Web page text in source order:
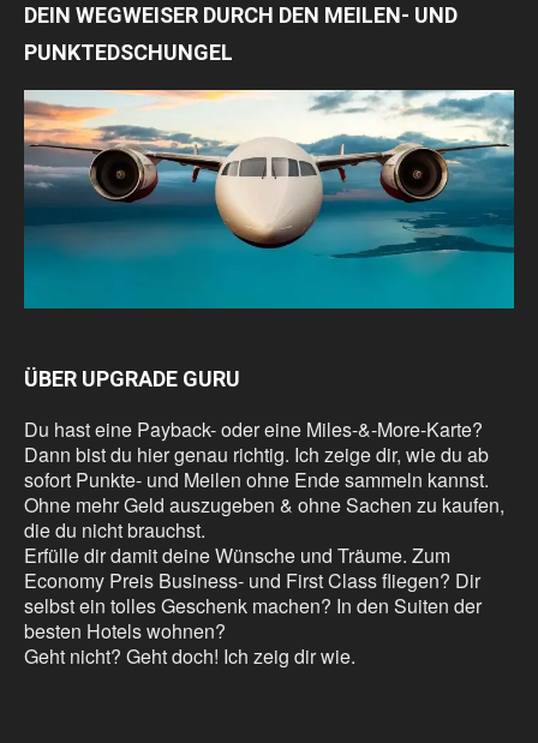
DEIN WEGWEISER DURCH DEN MEILEN- UND
PUNKTEDSCHUNGEL
ÜBER UPGRADE GURU
Du hast eine Payback- oder eine Miles-&-More-Karte?
Dann bist du hier genau richtig. Ich zeige dir, wie du ab
sofort Punkte- und Meilen ohne Ende sammeln kannst.
Ohne mehr Geld auszugeben & ohne Sachen zu kaufen,
die du nicht brauchst.
Erfülle dir damit deine Wünsche und Träume. Zum
Economy Preis Business- und First Class fliegen? Dir
selbst ein tolles Geschenk machen? In den Suiten der
besten Hotels wohnen?
Geht nicht? Geht doch! Ich zeig dir wie.